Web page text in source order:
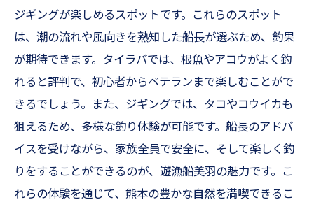
ジギングが楽しめるスポットです。これらのスポット
は、潮の流れや風向きを熟知した船長が選ぶため、釣果
が期待できます。タイラバでは、根魚やアコウがよく釣
れると評判で、初心者からベテランまで楽しむことがで
きるでしょう。また、ジギングでは、タコやコウイカも
狙えるため、多様な釣り体験が可能です。船長のアドバ
イスを受けながら、家族全員で安全に、そして楽しく釣
りをすることができるのが、遊漁船美羽の魅力です。こ
れらの体験を通じて、熊本の豊かな自然を満喫できるこ